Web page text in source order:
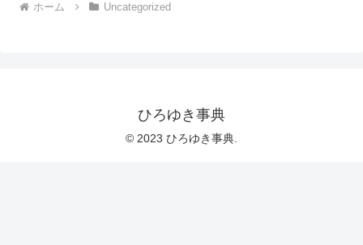
ホーム Uncategorized
ひろゆき事典
© 2023 ひろゆき事典.